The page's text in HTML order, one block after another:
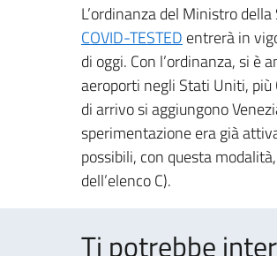
L’ordinanza del Ministro
COVID-TESTED entrerà in
di oggi. Con l’ordinanza, si
aeroporti negli Stati Uniti, più
di arrivo si aggiungono
sperimentazione era già
possibili, con questa
dell’elenco C).
Ti potrebbe